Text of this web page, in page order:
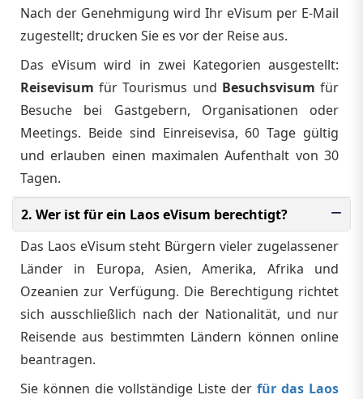
Nach der Genehmigung wird Ihr eVisum per E‑Mail
zugestellt; drucken Sie es vor der Reise aus.
Das eVisum wird in zwei Kategorien ausgestellt:
Reisevisum für Tourismus und Besuchsvisum für
Besuche bei Gastgebern, Organisationen oder
Meetings. Beide sind Einreisevisa, 60 Tage gültig
und erlauben einen maximalen Aufenthalt von 30
Tagen.
2. Wer ist für ein Laos eVisum berechtigt?
Das Laos eVisum steht Bürgern vieler zugelassener
Länder in Europa, Asien, Amerika, Afrika und
Ozeanien zur Verfügung. Die Berechtigung richtet
sich ausschließlich nach der Nationalität, und nur
Reisende aus bestimmten Ländern können online
beantragen.
Sie können die vollständige Liste der für das Laos